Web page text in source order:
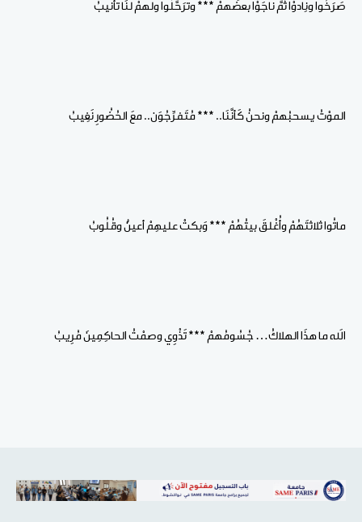
صَرَخُوا ونِادوْا ثُمَّ ناجَوْا بعضَهمْ *** وترَحَّلُوا ولهمْ لنَا تأنيبُ
الموْتُ يسحبُهمْ ونحنُ كَأنَّنَا.. *** مُتَفرِّجُوَن.. معَ الحُضُورِ نَغِيبُ
ماتُوا ثلاثتَهُمْ وأُغْلقَ بيتُهُمْ *** وَبكتْ عليهِمْ أعينٌ وقُلُوبُ
اللهَ ما هذَا الهلاكُ… جُسُومُهمْ *** تَذْوِي وصمْتُ الحاكِمِينَ مُرِيبُ